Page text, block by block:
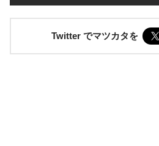
Twitter でマツカタを